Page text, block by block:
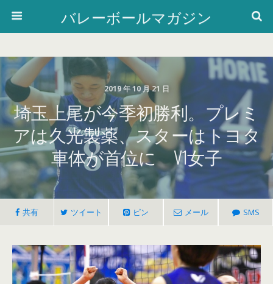
バレーボールマガジン
2019 年 10 月 21 日
埼玉上尾が今季初勝利。プレミ
アは久光製薬、スターはトヨタ
車体が首位に V1女子
共有 ツイート ピン メール SMS